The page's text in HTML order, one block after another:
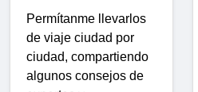
Permítanme llevarlos
de viaje ciudad por
ciudad, compartiendo
algunos consejos de